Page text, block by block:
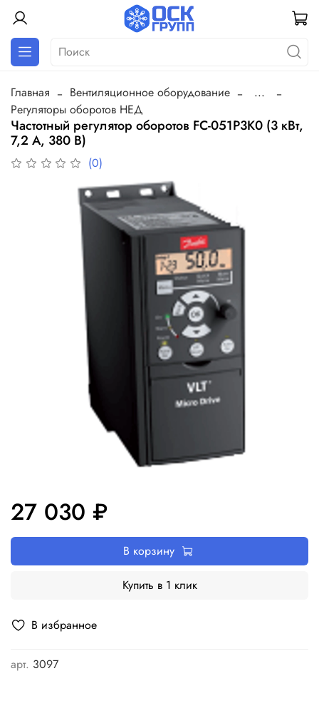
Главная Вентиляционное оборудование
...
Регуляторы оборотов НЕД
Частотный регулятор оборотов FC-051P3K0 (3 кВт,
7,2 А, 380 В)
(0)
В избранное
арт. 3097
27 030 ₽
В корзину
Купить в 1 клик